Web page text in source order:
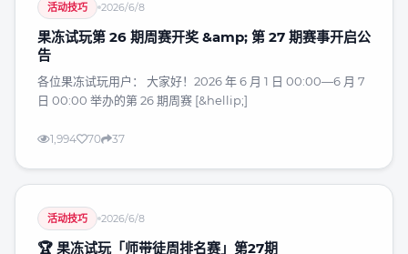
活动技巧 2026/6/8
果冻试玩第 26 期周赛开奖 &amp; 第 27 期赛事开启公
告
各位果冻试玩用户： 大家好！2026 年 6 月 1 日 00:00—6 月 7
日 00:00 举办的第 26 期周赛 [&hellip;]
1,994 70 37
活动技巧 2026/6/8
🏆 果冻试玩「师带徒周排名赛」第27期